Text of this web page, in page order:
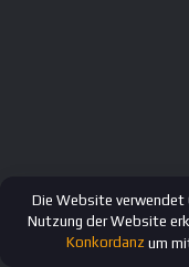
Die Website verwendet
Nutzung der Website
Konkordanz um